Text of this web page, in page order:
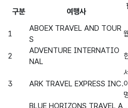
구분
여행사
1
ABOEX TRAVEL AND TOUR
S
2
ADVENTURE INTERNATIO
NAL
3 ARK TRAVEL EXPRESS INC.
BLUE HORIZONS TRAVEL A